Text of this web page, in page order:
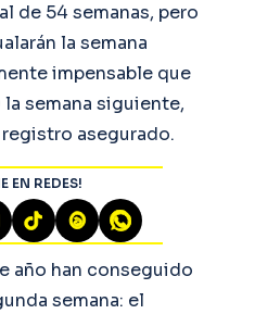
de 54 semanas, pero
la semana
impensable que
semana siguiente,
asegurado.
EN REDES!
año han conseguido
semana: el